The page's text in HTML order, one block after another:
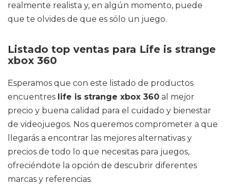
realmente realista y, en algún momento, puede
que te olvides de que es sólo un juego.
Listado top ventas para Life is strange
xbox 360
Esperamos que con este listado de productos
encuentres life is strange xbox 360 al mejor
precio y buena calidad para el cuidado y bienestar
de videojuegos. Nos queremos comprometer a que
llegarás a encontrar las mejores alternativas y
precios de todo lo que necesitas para juegos,
ofreciéndote la opción de descubrir diferentes
marcas y referencias.